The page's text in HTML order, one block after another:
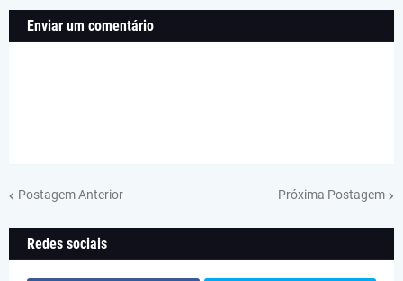
Enviar um comentário
Postagem Anterior Próxima Postagem
Redes sociais